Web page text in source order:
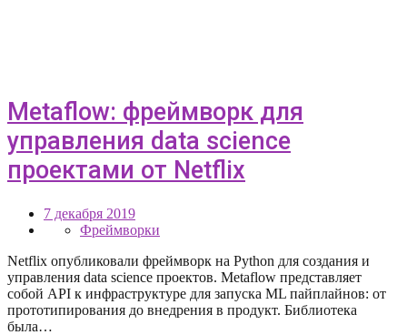
Metaflow: фреймворк для
управления data science
проектами от Netflix
7 декабря 2019
Фреймворки
Netflix опубликовали фреймворк на Python для создания и
управления data science проектов. Metaflow представляет
собой API к инфраструктуре для запуска ML пайплайнов: от
прототипирования до внедрения в продукт. Библиотека
была…